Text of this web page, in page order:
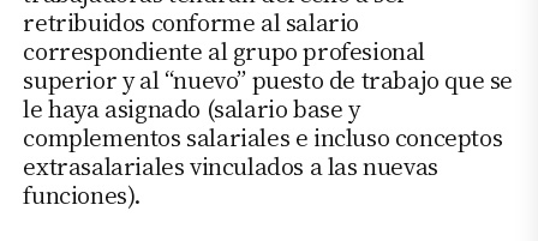
retribuidos conforme al salario
correspondiente al grupo profesional
superior y al “nuevo” puesto de trabajo que se
le haya asignado (salario base y
complementos salariales e incluso conceptos
extrasalariales vinculados a las nuevas
funciones).